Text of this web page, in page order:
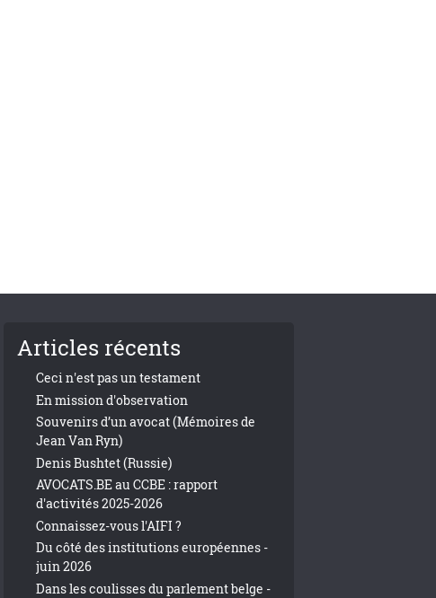
Articles récents
Ceci n'est pas un testament
En mission d'observation
Souvenirs d’un avocat (Mémoires de
Jean Van Ryn)
Denis Bushtet (Russie)
AVOCATS.BE au CCBE : rapport
d'activités 2025-2026
Connaissez-vous l'AIFI ?
Du côté des institutions européennes -
juin 2026
Dans les coulisses du parlement belge -